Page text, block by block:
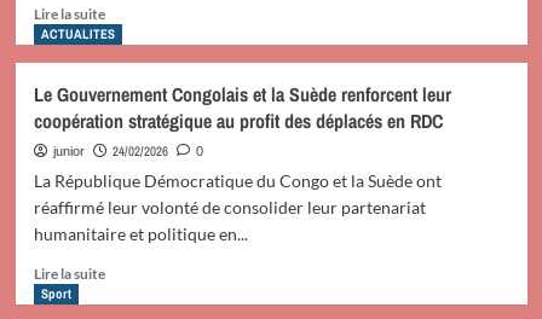
Lire la suiteEn
savoir
L’Accord-
cadre
d’Addis-
Abeba
13
ans
bilan
ACTUALITES
Le Gouvernement Congolais et la Suède renforcent leur
coopération stratégique au profit des déplacés en RDC
junior 24/02/2026 0
La République Démocratique du Congo et la Suède ont
réaffirmé leur volonté de consolider leur partenariat
humanitaire et politique en...
Lire la suiteEn
Sport